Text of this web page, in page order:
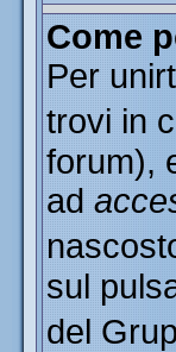
Come
Per
trovi in
forum),
ad
sul
del